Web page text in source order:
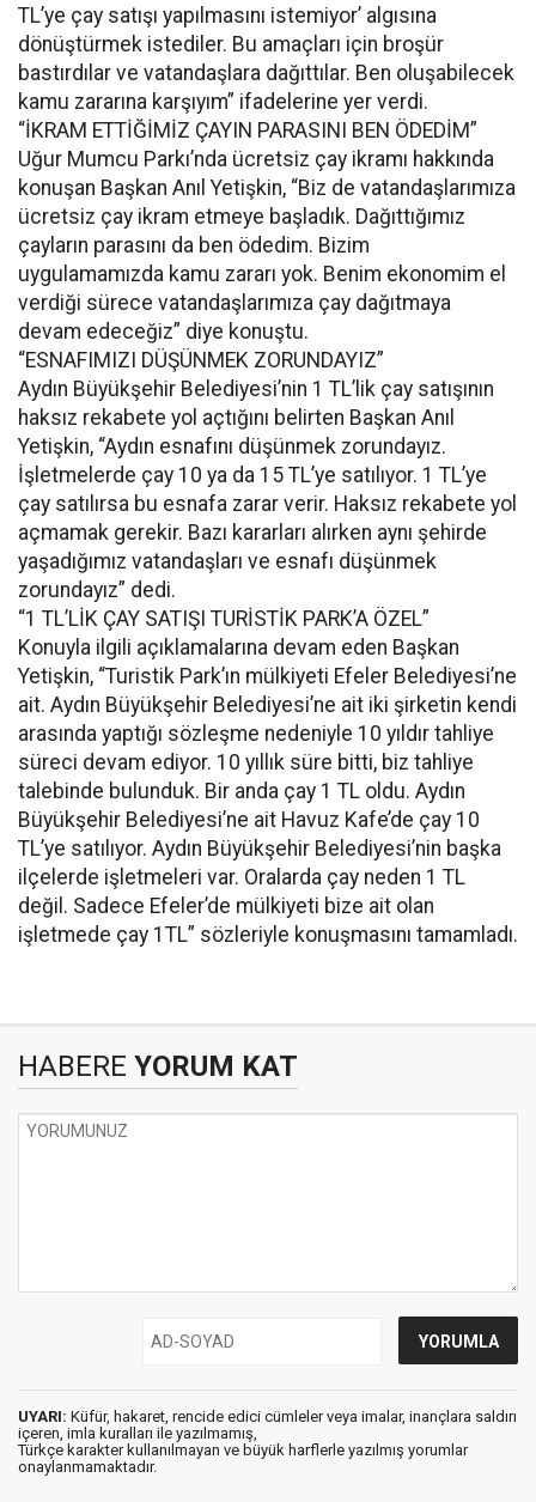
TL’ye çay satışı yapılmasını istemiyor’ algısına
dönüştürmek istediler. Bu amaçları için broşür
bastırdılar ve vatandaşlara dağıttılar. Ben oluşabilecek
kamu zararına karşıyım” ifadelerine yer verdi.
“İKRAM ETTİĞİMİZ ÇAYIN PARASINI BEN ÖDEDİM”
Uğur Mumcu Parkı’nda ücretsiz çay ikramı hakkında
konuşan Başkan Anıl Yetişkin, “Biz de vatandaşlarımıza
ücretsiz çay ikram etmeye başladık. Dağıttığımız
çayların parasını da ben ödedim. Bizim
uygulamamızda kamu zararı yok. Benim ekonomim el
verdiği sürece vatandaşlarımıza çay dağıtmaya
devam edeceğiz” diye konuştu.
“ESNAFIMIZI DÜŞÜNMEK ZORUNDAYIZ”
Aydın Büyükşehir Belediyesi’nin 1 TL’lik çay satışının
haksız rekabete yol açtığını belirten Başkan Anıl
Yetişkin, “Aydın esnafını düşünmek zorundayız.
İşletmelerde çay 10 ya da 15 TL’ye satılıyor. 1 TL’ye
çay satılırsa bu esnafa zarar verir. Haksız rekabete yol
açmamak gerekir. Bazı kararları alırken aynı şehirde
yaşadığımız vatandaşları ve esnafı düşünmek
zorundayız” dedi.
“1 TL’LİK ÇAY SATIŞI TURİSTİK PARK’A ÖZEL”
Konuyla ilgili açıklamalarına devam eden Başkan
Yetişkin, “Turistik Park’ın mülkiyeti Efeler Belediyesi’ne
ait. Aydın Büyükşehir Belediyesi’ne ait iki şirketin kendi
arasında yaptığı sözleşme nedeniyle 10 yıldır tahliye
süreci devam ediyor. 10 yıllık süre bitti, biz tahliye
talebinde bulunduk. Bir anda çay 1 TL oldu. Aydın
Büyükşehir Belediyesi’ne ait Havuz Kafe’de çay 10
TL’ye satılıyor. Aydın Büyükşehir Belediyesi’nin başka
ilçelerde işletmeleri var. Oralarda çay neden 1 TL
değil. Sadece Efeler’de mülkiyeti bize ait olan
işletmede çay 1TL” sözleriyle konuşmasını tamamladı.
HABERE YORUM KAT
UYARI: Küfür, hakaret, rencide edici cümleler veya imalar, inançlara saldırı
içeren, imla kuralları ile yazılmamış,
Türkçe karakter kullanılmayan ve büyük harflerle yazılmış yorumlar
onaylanmamaktadır.